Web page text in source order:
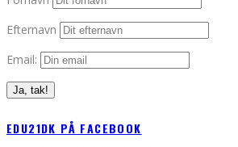
Efternavn
Email:
EDU21DK PÅ FACEBOOK